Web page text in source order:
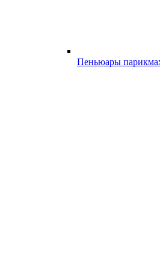
Пеньюары